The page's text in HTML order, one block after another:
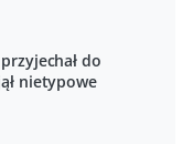
do
nietypowe